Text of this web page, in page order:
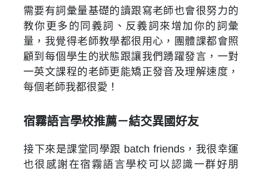
需要有詞彙量基礎的讀跟寫老師也會很努力的
教你更多的同義詞、反義詞來增加你的詞彙
量，我覺得老師教學都很用心，團體課都會照
顧到每個學生的狀態跟讓我們踴躍發言，一對
一英文課程的老師更能矯正發音及理解速度，
每個老師我都很愛！
宿霧語言學校推薦－結交異國好友
接下來是課堂同學跟 batch friends，我很幸運
也很感謝在宿霧語言學校可以認識一群好朋